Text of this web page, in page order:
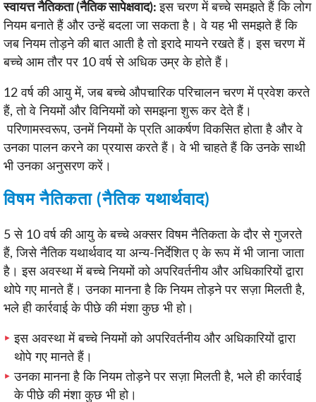
स्वायत्त नैतिकता (नैतिक सापेक्षवाद):इस चरण में बच्चे समझते हैं कि लोग
नियम बनाते हैं और उन्हें बदला जा सकता है। वे यह भी समझते हैं कि
जब नियम तोड़ने की बात आती है तो इरादे मायने रखते हैं। इस चरण में
बच्चे आम तौर पर 10 वर्ष से अधिक उम्र के होते हैं।
12 वर्ष की आयु में, जब बच्चे औपचारिक परिचालन चरण में प्रवेश करते
हैं, तो वे नियमों और विनियमों को समझना शुरू कर देते हैं।
परिणामस्वरूप, उनमें नियमों के प्रति आकर्षण विकसित होता है और वे
उनका पालन करने का प्रयास करते हैं। वे भी चाहते हैं कि उनके साथी
भी उनका अनुसरण करें।
विषम नैतिकता (नैतिक यथार्थवाद)
5 से 10 वर्ष की आयु के बच्चे अक्सर विषम नैतिकता के दौर से गुजरते
हैं, जिसे नैतिक यथार्थवाद या अन्य-निर्देशित ए के रूप में भी जाना जाता
है। इस अवस्था में बच्चे नियमों को अपरिवर्तनीय और अधिकारियों द्वारा
थोपे गए मानते हैं। उनका मानना ​​है कि नियम तोड़ने पर सज़ा मिलती है,
भले ही कार्रवाई के पीछे की मंशा कुछ भी हो।
इस अवस्था में बच्चे नियमों को अपरिवर्तनीय और अधिकारियों द्वारा
थोपे गए मानते हैं।
उनका मानना ​​है कि नियम तोड़ने पर सज़ा मिलती है, भले ही कार्रवाई
के पीछे की मंशा कुछ भी हो।